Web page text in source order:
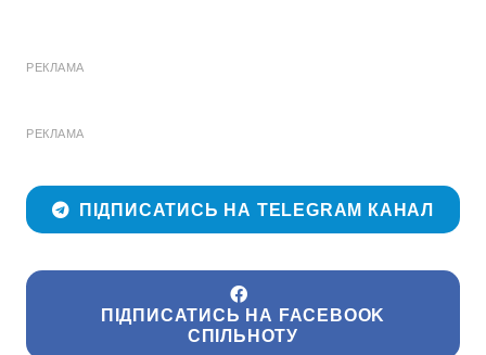
РЕКЛАМА
РЕКЛАМА
ПІДПИСАТИСЬ НА TELEGRAM КАНАЛ
ПІДПИСАТИСЬ НА FACEBOOK
СПІЛЬНОТУ